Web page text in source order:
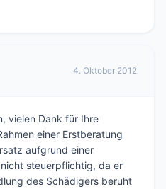
4. Oktober 2012
vielen Dank für Ihre
einer Erstberatung
aufgrund einer
steuerpflichtig, da er
des Schädigers beruht